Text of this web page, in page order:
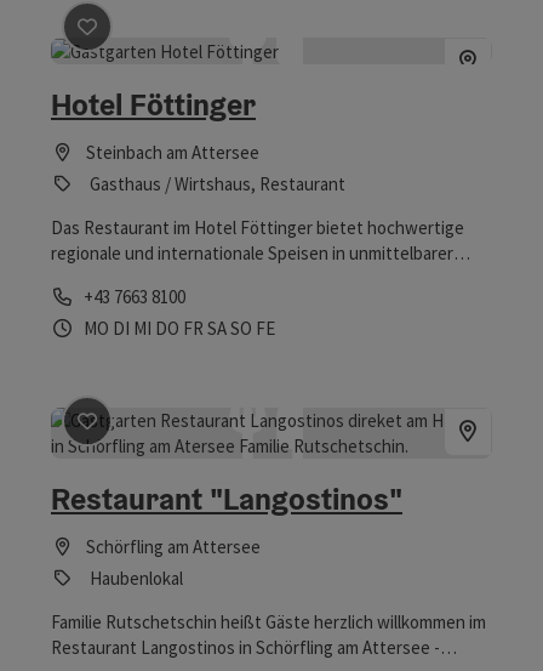
Beitrag merken: Hotel Föttinger
Hotel Föttinger
Steinbach am Attersee
Gasthaus / Wirtshaus, Restaurant
Das Restaurant im Hotel Föttinger bietet hochwertige
regionale und internationale Speisen in unmittelbarer
Telefon
+43 7663 8100
Öffnungszeiten
MO Montag geöffnet
DI Dienstag geöffnet
MI Mittwoch geöffnet
DO Donnerstag geöffnet
FR Freitag geöffnet
SASamstag geöffnet
SO Sonntag geöffnet
FEFeiertag geöffnet
Beitrag merken: Restaurant "Langostinos"
Restaurant "Langostinos"
Schörfling am Attersee
Haubenlokal
Familie Rutschetschin heißt Gäste herzlich willkommen im
Restaurant Langostinos in Schörfling am Attersee -